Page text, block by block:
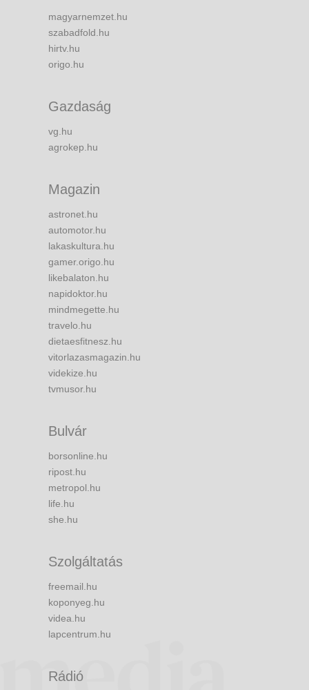
magyarnemzet.hu
szabadfold.hu
hirtv.hu
origo.hu
Gazdaság
vg.hu
agrokep.hu
Magazin
astronet.hu
automotor.hu
lakaskultura.hu
gamer.origo.hu
likebalaton.hu
napidoktor.hu
mindmegette.hu
travelo.hu
dietaesfitnesz.hu
vitorlazasmagazin.hu
videkize.hu
tvmusor.hu
Bulvár
borsonline.hu
ripost.hu
metropol.hu
life.hu
she.hu
Szolgáltatás
freemail.hu
koponyeg.hu
videa.hu
lapcentrum.hu
Rádió